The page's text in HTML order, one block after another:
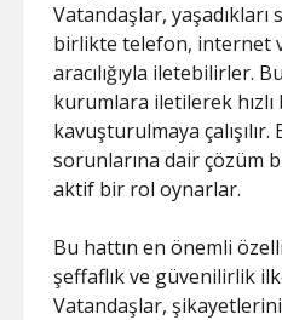
Vatandaşlar, yaşadıkları
birlikte telefon, internet
aracılığıyla iletebilirler.
kurumlara iletilerek
kavuşturulmaya
sorunlarına dair çözüm
aktif bir rol oynarlar.
Bu hattın en önemli
şeffaflık ve güvenilirlik
Vatandaşlar,